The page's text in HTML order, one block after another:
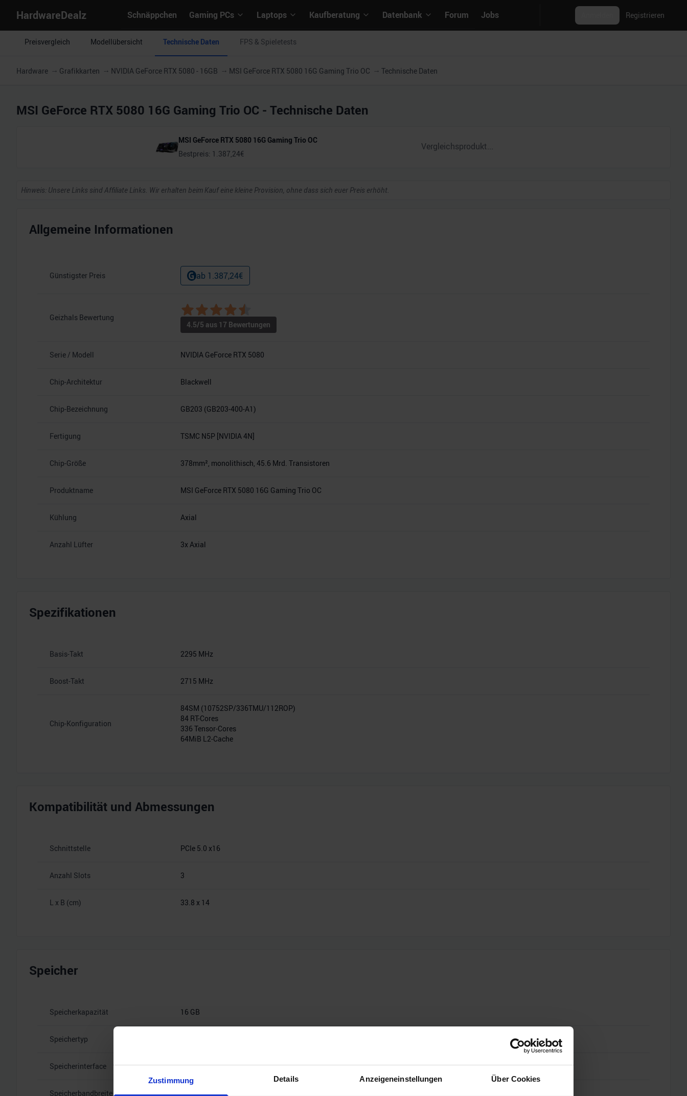
Zustimmung Details Anzeigeneinstellungen Über Cookies
HardwareDealz Schnäppchen Gaming PCs Laptops Kaufberatung Datenbank Forum Jobs Registrieren
Preisvergleich Modellübersicht Technische Daten FPS & Spieletests
Hardware Grafikkarten NVIDIA GeForce RTX 5080 - 16GB MSI GeForce RTX 5080 16G Gaming Trio OC Technische Daten
MSI GeForce RTX 5080 16G Gaming Trio OC - Technische Daten
MSI GeForce RTX 5080 16G Gaming Trio OC
Bestpreis: 1.387,24€
Hinweis: Unsere Links sind Affiliate Links. Wir erhalten beim Kauf eine kleine Provision, ohne dass sich euer Preis erhöht.
Allgemeine Informationen
Günstigster Preis ab 1.387,24€
Geizhals Bewertung
4.5/5 aus 17 Bewertungen
Serie / Modell NVIDIA GeForce RTX 5080
Chip-Architektur Blackwell
Chip-Bezeichnung GB203 (GB203-400-A1)
Fertigung TSMC N5P [NVIDIA 4N]
Chip-Größe 378mm², monolithisch, 45.6 Mrd. Transistoren
Produktname MSI GeForce RTX 5080 16G Gaming Trio OC
Kühlung Axial
Anzahl Lüfter 3x Axial
Spezifikationen
Basis-Takt 2295 MHz
Boost-Takt 2715 MHz
Chip-Konfiguration
84SM (10752SP/336TMU/112ROP)
84 RT-Cores
336 Tensor-Cores
64MiB L2-Cache
Kompatibilität und Abmessungen
Schnittstelle PCIe 5.0 x16
Anzahl Slots 3
L x B (cm) 33.8 x 14
Speicher
Speicherkapazität 16 GB
Speichertyp
Speicherinterface 256
Speicherbandbreite 30 Gbps